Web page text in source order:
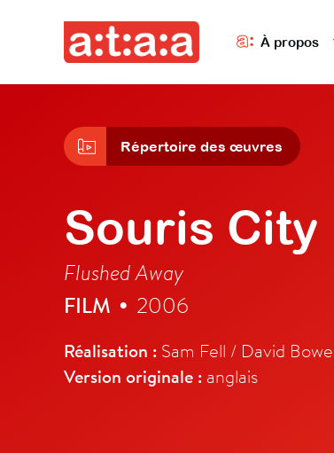
À propos
Répertoire des œuvres
Souris City
Flushed Away
FILM • 2006
Réalisation : Sam Fell / David
Version originale : anglais